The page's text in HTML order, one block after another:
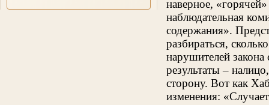
наверное,
наблюдательная
содержания».
разбираться,
нарушителей
результаты –
сторону. Вот как
изменения: